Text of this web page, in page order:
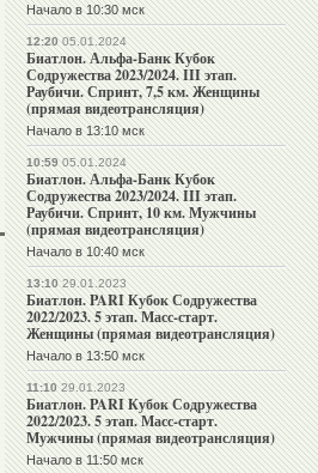
Николай
КУКСЕНКОВ
Начало в 10:30 мск
12:2005.01.2024
Биатлон. Альфа-Банк Кубок
Содружества 2023/2024. III этап.
Раубичи. Спринт, 7,5 км. Женщины
(прямая видеотрансляция)
Начало в 13:10 мск
10:5905.01.2024
Биатлон. Альфа-Банк Кубок
Содружества 2023/2024. III этап.
Раубичи. Спринт, 10 км. Мужчины
(прямая видеотрансляция)
Начало в 10:40 мск
13:1029.01.2023
Биатлон. PARI Кубок Содружества
2022/2023. 5 этап. Масс-старт.
Женщины (прямая видеотрансляция)
Начало в 13:50 мск
11:1029.01.2023
Биатлон. PARI Кубок Содружества
2022/2023. 5 этап. Масс-старт.
Мужчины (прямая видеотрансляция)
Начало в 11:50 мск